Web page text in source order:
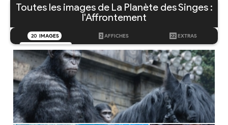
Toutes les images de La Planète des Singes :
l'Affrontement
20 IMAGES 2 AFFICHES 22 EXTRAS